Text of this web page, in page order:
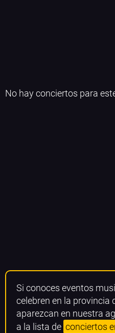
No hay conciertos para
Si conoces eventos
celebren en la provincia
aparezcan en nuestra
a la lista de conciertos